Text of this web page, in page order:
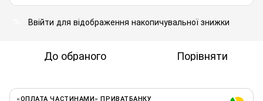
Ввійти для відображення накопичувальної знижки
До обраного Порівняти
«ОПЛАТА ЧАСТИНАМИ» ПРИВАТБАНКУ